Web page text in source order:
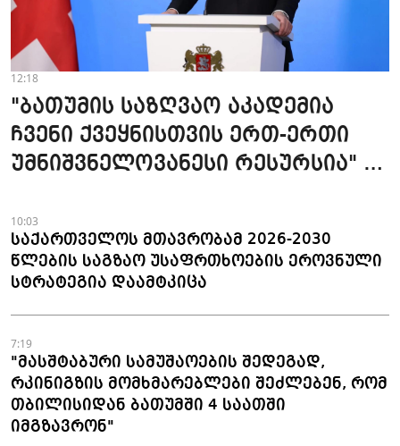
12:18
"ბათუმის საზღვაო აკადემია
ჩვენი ქვეყნისთვის ერთ-ერთი
უმნიშვნელოვანესი რესურსია" -
10:03
საქართველოს მთავრობამ 2026-2030
წლების საგზაო უსაფრთხოების ეროვნული
სტრატეგია დაამტკიცა
7:19
"მასშტაბური სამუშაოების შედეგად,
რკინიგზის მომხმარებლები შეძლებენ, რომ
თბილისიდან ბათუმში 4 საათში
იმგზავრონ"